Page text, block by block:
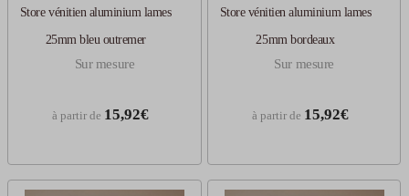
Store vénitien aluminium lames
25mm bleu outremer
Sur mesure
à partir de 15,92€
Store vénitien aluminium lames
25mm bordeaux
Sur mesure
à partir de 15,92€